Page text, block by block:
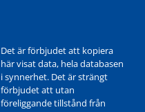
Det är förbjudet att kopiera
här visat data, hela databasen
i synnerhet. Det är strängt
förbjudet att utan
föreliggande tillstånd från